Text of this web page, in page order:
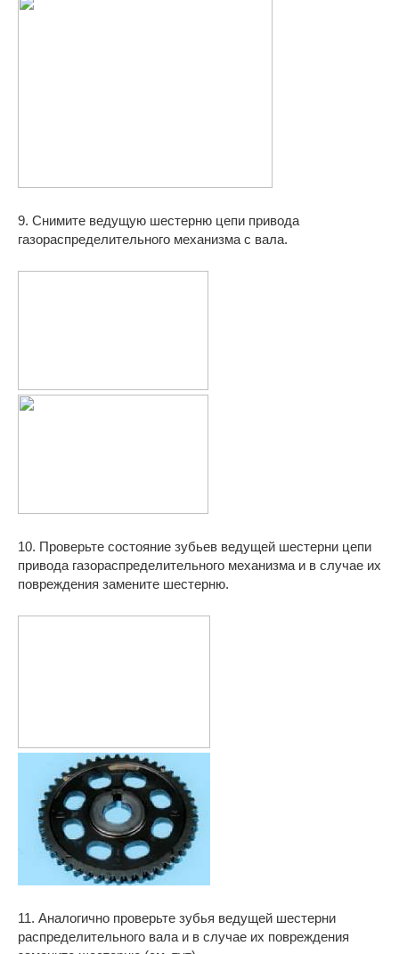
9. Снимите ведущую шестерню цепи привода
газораспределительного механизма с вала.
10. Проверьте состояние зубьев ведущей шестерни цепи
привода газораспределительного механизма и в случае их
повреждения замените шестерню.
11. Аналогично проверьте зубья ведущей шестерни
распределительного вала и в случае их повреждения